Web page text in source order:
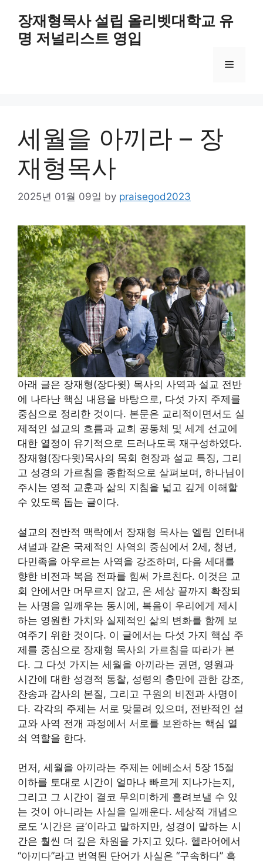
content
장재형목사 설립 올리벳대학교 유
명 저널리스트 영입
Menu
세월을 아끼라 – 장
재형목사
2025년 01월 09일 by praisegod2023
아래 글은 장재형(장다윗) 목사의 사역과 설교 전반
에 나타난 핵심 내용을 바탕으로, 다섯 가지 주제를
중심으로 정리한 것이다. 본문은 교리적이면서도 실
제적인 설교의 흐름과 교회 공동체 및 세계 선교에
대한 열정이 유기적으로 드러나도록 재구성하였다.
장재형(장다윗)목사의 목회 현장과 설교 특징, 그리
고 성경의 가르침을 종합적으로 살펴보며, 하나님이
주시는 영적 교훈과 삶의 지침을 넓고 깊게 이해할
수 있도록 돕는 글이다.
설교의 전반적 맥락에서 장재형 목사는 엘림 인터내
셔널과 같은 국제적인 사역의 중심에서 2세, 청년,
다민족을 아우르는 사역을 강조하며, 다음 세대를
향한 비전과 복음 전파를 힘써 가르친다. 이것은 교
회 안에서만 머무르지 않고, 온 세상 끝까지 확장되
는 사명을 일깨우는 동시에, 복음이 우리에게 제시
하는 영원한 가치와 실제적인 삶의 변화를 함께 보
여주기 위한 것이다. 이 글에서는 다섯 가지 핵심 주
제를 중심으로 장재형 목사의 가르침을 따라가 본
다. 그 다섯 가지는 세월을 아끼라는 권면, 영원과
시간에 대한 성경적 통찰, 성령의 충만에 관한 강조,
찬송과 감사의 본질, 그리고 구원의 비전과 사명이
다. 각각의 주제는 서로 맞물려 있으며, 전반적인 설
교와 사역 전개 과정에서 서로를 보완하는 핵심 열
쇠 역할을 한다.
먼저, 세월을 아끼라는 주제는 에베소서 5장 15절
이하를 토대로 시간이 얼마나 빠르게 지나가는지,
그리고 그 시간이 결코 무의미하게 흘려보낼 수 있
는 것이 아니라는 사실을 일깨운다. 세상적 개념으
로도 ‘시간은 금’이라고 말하지만, 성경이 말하는 시
간은 훨씬 더 깊은 차원을 가지고 있다. 헬라어에서
“아끼다”라고 번역된 단어가 사실은 “구속하다” 혹